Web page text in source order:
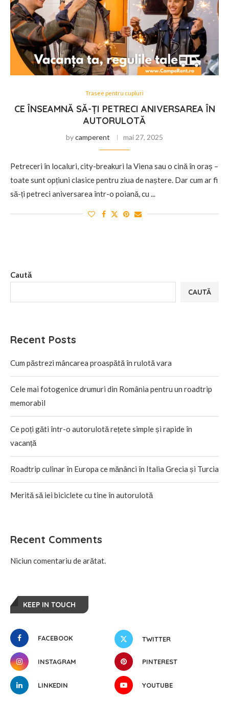
Trasee pentru cupluri
CE ÎNSEAMNĂ SĂ-ȚI PETRECI ANIVERSAREA ÎN
AUTORULOTĂ
bycamperent mai 27, 2025
Petreceri în localuri, city-breakuri la Viena sau o cină în oraș –
toate sunt opțiuni clasice pentru ziua de naștere. Dar cum ar fi
să-ți petreci aniversarea într-o poiană, cu ...
Caută
CAUTĂ
Recent Posts
Cum păstrezi mâncarea proaspătă în rulotă vara
Cele mai fotogenice drumuri din România pentru un roadtrip
memorabil
Ce poți găti într-o autorulotă rețete simple și rapide în
vacanță
Roadtrip culinar în Europa ce mănânci în Italia Grecia și Turcia
Merită să iei biciclete cu tine în autorulotă
Recent Comments
Niciun comentariu de arătat.
KEEP IN TOUCH
FACEBOOK TWITTER
INSTAGRAM PINTEREST
LINKEDIN YOUTUBE